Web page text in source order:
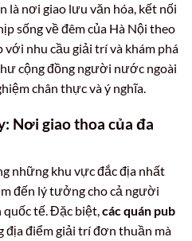
là nơi giao lưu văn hóa, kết nối
sống về đêm của Hà Nội theo
nhu cầu giải trí và khám phá
cộng đồng người nước ngoài
chân thực và ý nghĩa.
Nơi giao thoa của đa
những khu vực đắc địa nhất
đến lý tưởng cho cả người
tế. Đặc biệt, các quán pub
địa điểm giải trí đơn thuần mà